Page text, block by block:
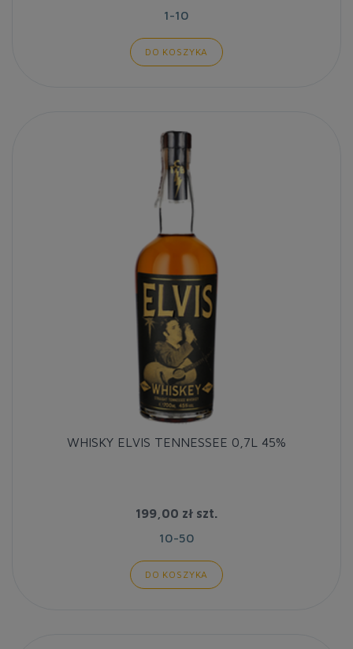
1-10
DO KOSZYKA
WHISKY ELVIS TENNESSEE 0,7L 45%
199,00 zł szt.
10-50
DO KOSZYKA